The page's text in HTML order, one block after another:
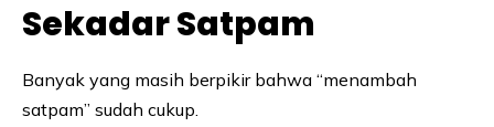
Sekadar Satpam
Banyak yang masih berpikir bahwa “menambah
satpam” sudah cukup.